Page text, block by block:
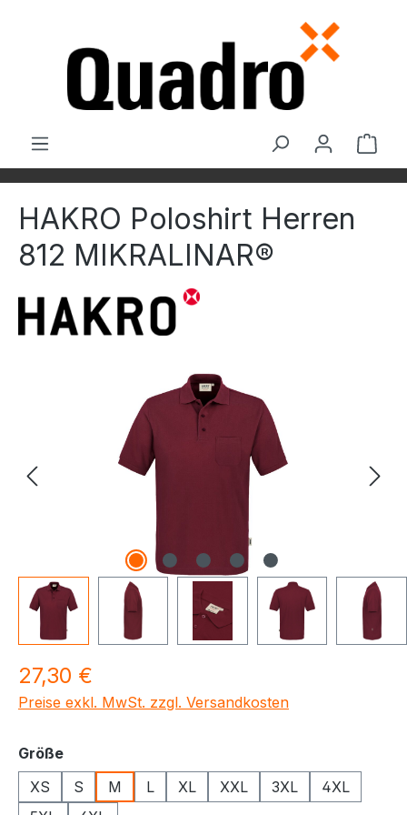
HAKRO Poloshirt Herren
812 MIKRALINAR®
Bildergalerie überspringen
Regulärer Preis:
27,30 €
Preise exkl. MwSt. zzgl. Versandkosten
Größeauswählen
XS
S M L XL XXL 3XL
4XL